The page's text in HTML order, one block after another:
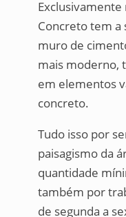
Concreto tem a
muro de
mais moderno,
em elementos
concreto.
Tudo isso por
paisagismo da
quantidade
também por
de segunda a